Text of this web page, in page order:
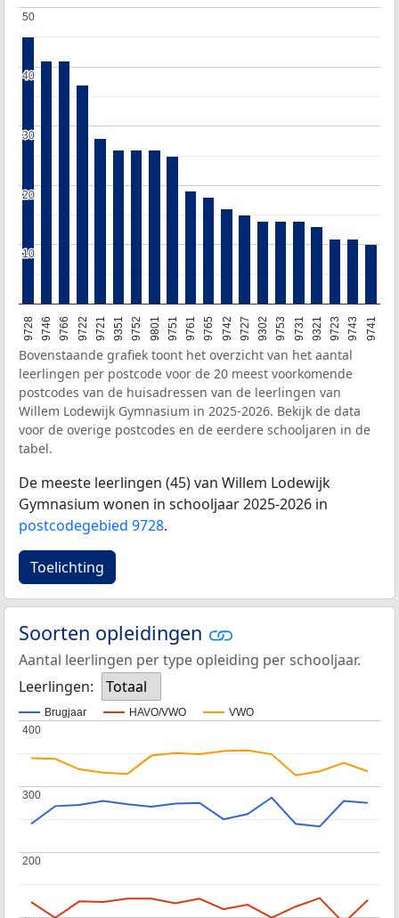
9728 9746 9766 9722 9721 9351 9752 9801 9751 9761 9765 9742 9727 9302 9753 9731 9321 9723 9743 9741
10
10
20
20
30
30
40
40
50
50
Bovenstaande grafiek toont het overzicht van het aantal
leerlingen per postcode voor de 20 meest voorkomende
postcodes van de huisadressen van de leerlingen van
Willem Lodewijk Gymnasium in 2025-2026. Bekijk de data
voor de overige postcodes en de eerdere schooljaren in de
tabel.
De meeste leerlingen (45) van Willem Lodewijk
Gymnasium wonen in schooljaar 2025-2026 in
postcodegebied 9728.
Toelichting
Soorten opleidingen
Aantal leerlingen per type opleiding per schooljaar.
Leerlingen:
Totaal
Brugjaar HAVO/VWO VWO
200
200
300
300
400
400